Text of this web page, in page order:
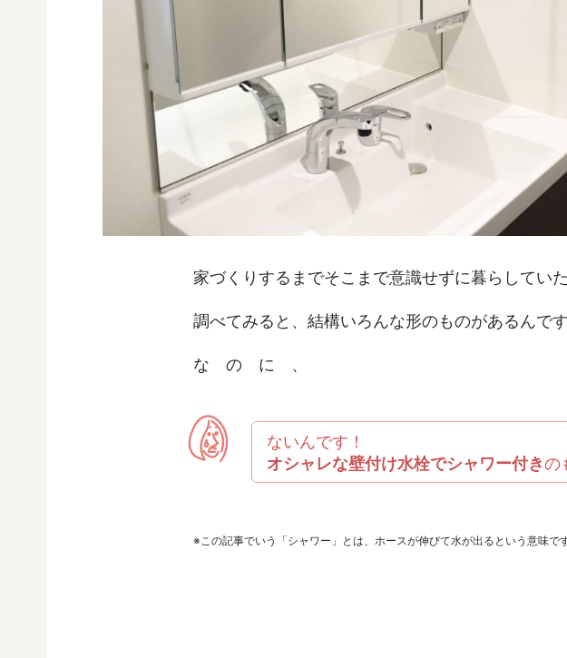
家づくりするまでそこまで意識せずに暮らしていた
調べてみると、結構いろんな形のものがあるんです
な の に 、
ないんです！
オシャレな壁付け水栓でシャワー付きの
※この記事でいう「シャワー」とは、ホースが伸びて水が出るという意味で